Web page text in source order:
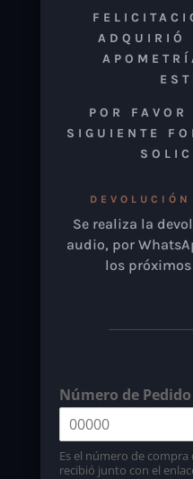
ADQUIRIÓ
POR FAVOR
SIGUIENTE
Se realiza la
audio, por
los
Número de
Es el número de
recibió junto con el